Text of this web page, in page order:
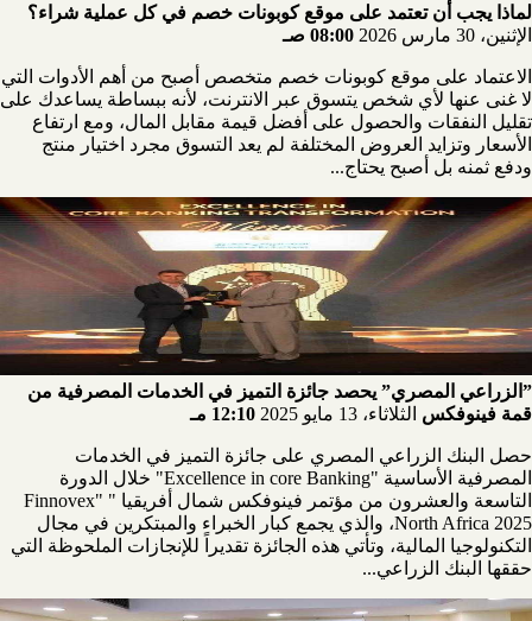
لماذا يجب أن تعتمد على موقع كوبونات خصم في كل عملية شراء؟
الإثنين، 30 مارس 2026
08:00 صـ
الاعتماد على موقع كوبونات خصم متخصص أصبح من أهم الأدوات التي
لا غنى عنها لأي شخص يتسوق عبر الانترنت، لأنه ببساطة يساعدك على
تقليل النفقات والحصول على أفضل قيمة مقابل المال، ومع ارتفاع
الأسعار وتزايد العروض المختلفة لم يعد التسوق مجرد اختيار منتج
ودفع ثمنه بل أصبح يحتاج...
”الزراعي المصري” يحصد جائزة التميز في الخدمات المصرفية من
قمة فينوفكس الثلاثاء، 13 مايو 2025 12:10 مـ
حصل البنك الزراعي المصري على جائزة التميز في الخدمات
المصرفية الأساسية "Excellence in core Banking" خلال الدورة
التاسعة والعشرون من مؤتمر فينوفكس شمال أفريقيا " "Finnovex
North Africa 2025، والذي يجمع كبار الخبراء والمبتكرين في مجال
التكنولوجيا المالية، وتأتي هذه الجائزة تقديراً للإنجازات الملحوظة التي
حققها البنك الزراعي...